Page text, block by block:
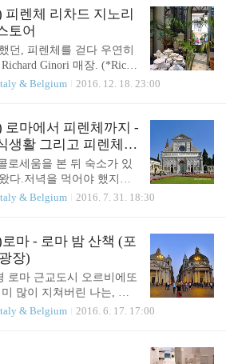
장히 실망스러운 아침식사
담긴 빵이며 과자며, 따
니- 그러나 나에겐..
다. 칼로리도 높은 건 덤.
중 한 곳인 Trani에 회사
재료는 아주 심플. 밀가루,
. ​ 그리고 이탈리아 과자니
에나에서 구입)에 담아
대보다도 훨씬 맛있다. 짭
생각보다 부드럽게 부..
렌체 리차드 지노리
토어
던, 피렌체를 걷다 우연히
Ginori 매장. (*Richa
음은 리카르드 지노리에
에서 해야 할 일 리스
적어놨건만, 로마에 도
교통 파업과 정신없는 일
린 차였다. 그러다 피렌체
우연히 리차드 지노리와
기쁘던지. 게다가 또 매
마어마하게 비싼 피렌체 중
을 마구마구 ..
& Belgium 2016. 12. 18. 23:00
로마에서 피렌체까지 -
생활 그리고 피렌체
장에서 만난 인생 아
로세움을 본 뒤 숙소가 있
다.저녁을 먹어야 했지만
곤해서 또다시 떼르미니역
이 턱없이 부족하여점심은
리 정원에서 샌드위치로
소 앞 마트에서 사와 대충
드에서 파는 음식 중 맛있
게 문제. 전날 구입한 오레
작이었는데나에겐 더욱더
그것. 하아... 정말...해물 들
을 줄은..
& Belgium 2016. 7. 31. 18:30
마 - 로마 밤 산책 (포
장)
로마 근교도시 오르비에또
많이 지쳐버린 나는, 스
고 난 후엔 더욱더 견딜
유있게 하루를 마무리하
& Belgium 2016. 6. 17. 17:00